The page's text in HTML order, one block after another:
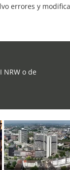
errores y
NRW o de